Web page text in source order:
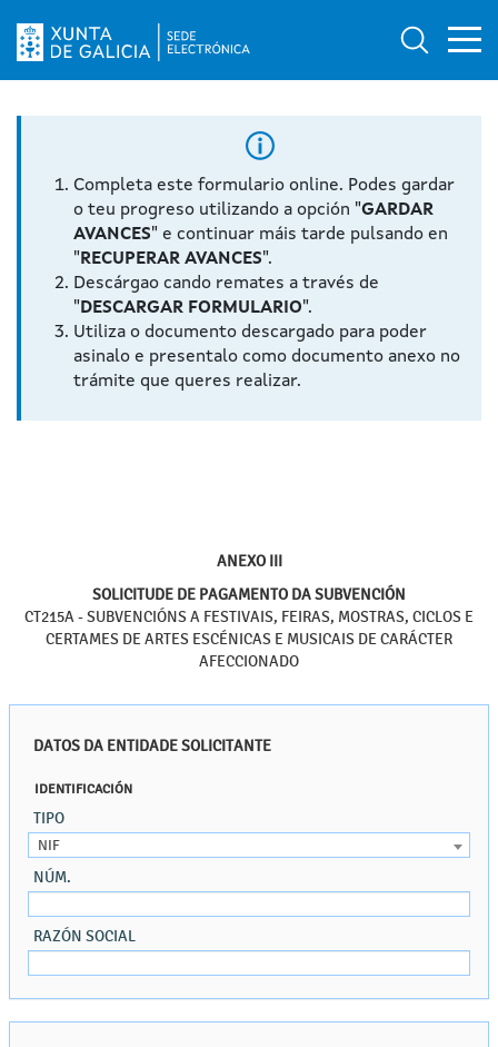
Logo da Sede electrónica da Xunta de Galicia
Completa este formulario online. Podes gardar
o teu progreso utilizando a opción "GARDAR
AVANCES" e continuar máis tarde pulsando en
" RECUPERAR AVANCES".
Descárgao cando remates a través de
" DESCARGAR FORMULARIO".
Utiliza o documento descargado para poder
asinalo e presentalo como documento anexo no
trámite que queres realizar.